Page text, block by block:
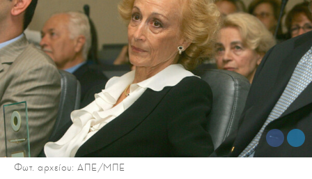
Φωτ. αρχείου: ΑΠΕ/ΜΠΕ